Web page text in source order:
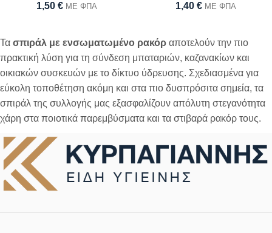
1,50 € ΜΕ ΦΠΑ 1,40 € ΜΕ ΦΠΑ
Τα σπιράλ με ενσωματωμένο ρακόρ αποτελούν την πιο
πρακτική λύση για τη σύνδεση μπαταριών, καζανακίων και
οικιακών συσκευών με το δίκτυο ύδρευσης. Σχεδιασμένα για
εύκολη τοποθέτηση ακόμη και στα πιο δυσπρόσιτα σημεία, τα
σπιράλ της συλλογής μας εξασφαλίζουν απόλυτη στεγανότητα
χάρη στα ποιοτικά παρεμβύσματα και τα στιβαρά ρακόρ τους.